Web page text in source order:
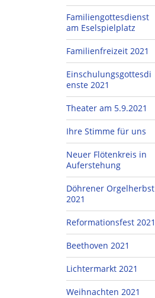
Familiengottesdienst
am Eselspielplatz
Familienfreizeit 2021
Einschulungsgottesdi
enste 2021
Theater am 5.9.2021
Ihre Stimme für uns
Neuer Flötenkreis in
Auferstehung
Döhrener Orgelherbst
2021
Reformationsfest 2021
Beethoven 2021
Lichtermarkt 2021
Weihnachten 2021